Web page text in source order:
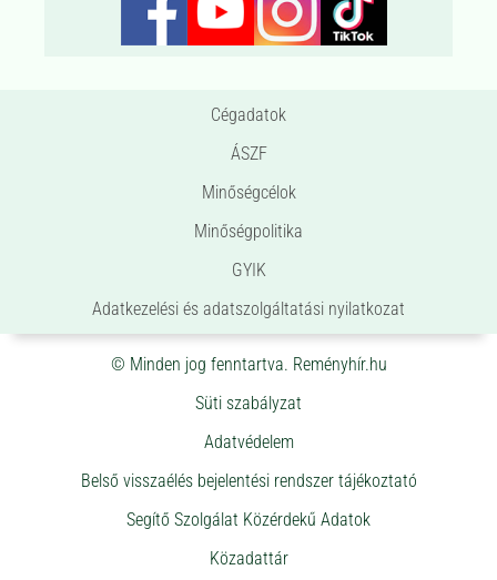
Cégadatok
ÁSZF
Minőségcélok
Minőségpolitika
GYIK
Adatkezelési és adatszolgáltatási nyilatkozat
© Minden jog fenntartva. Reményhír.hu
Süti szabályzat
Adatvédelem
Belső visszaélés bejelentési rendszer tájékoztató
Segítő Szolgálat Közérdekű Adatok
Közadattár